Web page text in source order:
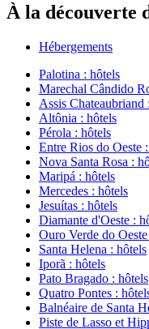
À la découverte
Hébergements
Palotina : hôtels
Marechal Cândido
Assis Chateaubriand
Altônia : hôtels
Pérola : hôtels
Entre Rios do Oeste
Nova Santa Rosa :
Maripá : hôtels
Mercedes : hôtels
Jesuítas : hôtels
Diamante d'Oeste :
Ouro Verde do
Santa Helena : hôtels
Iporã : hôtels
Pato Bragado : hôtels
Quatro Pontes :
Balnéaire de Santa
Piste de Lasso et